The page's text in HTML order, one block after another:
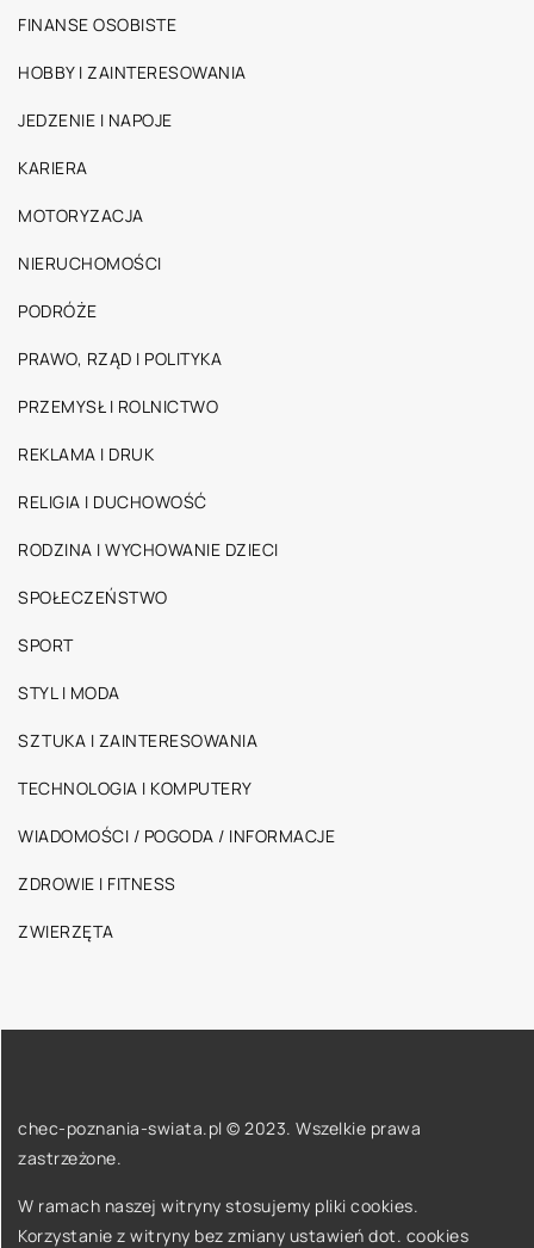
FINANSE OSOBISTE
HOBBY I ZAINTERESOWANIA
JEDZENIE I NAPOJE
KARIERA
MOTORYZACJA
NIERUCHOMOŚCI
PODRÓŻE
PRAWO, RZĄD I POLITYKA
PRZEMYSŁ I ROLNICTWO
REKLAMA I DRUK
RELIGIA I DUCHOWOŚĆ
RODZINA I WYCHOWANIE DZIECI
SPOŁECZEŃSTWO
SPORT
STYL I MODA
SZTUKA I ZAINTERESOWANIA
TECHNOLOGIA I KOMPUTERY
WIADOMOŚCI / POGODA / INFORMACJE
ZDROWIE I FITNESS
ZWIERZĘTA
chec-poznania-swiata.pl © 2023. Wszelkie prawa
zastrzeżone.
W ramach naszej witryny stosujemy pliki cookies.
Korzystanie z witryny bez zmiany ustawień dot. cookies